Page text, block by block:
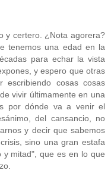
y certero. ¿Nota agorera?
tenemos una edad en la
para echar la vista
y espero que otras
escribiendo cosas cosas
vivir últimamente en una
por dónde va a venir el
del cansancio, no
y decir que sabemos
sino una gran estafa
y mitad", que es en lo que